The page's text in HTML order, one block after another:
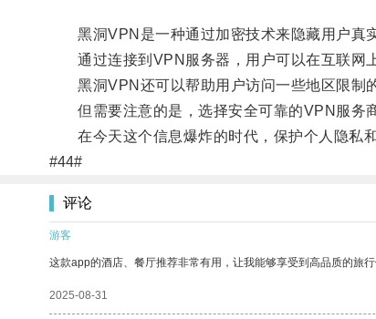
黑洞VPN是一种通过加密技术来隐藏用户真实
通过连接到VPN服务器，用户可以在互联网上
黑洞VPN还可以帮助用户访问一些地区限制的
但需要注意的是，选择安全可靠的VPN服务商
在今天这个信息爆炸的时代，保护个人隐私和
#44#
评论
游客
这款app的酒店、餐厅推荐非常有用，让我能够享受到高品质的旅行
2025-08-31